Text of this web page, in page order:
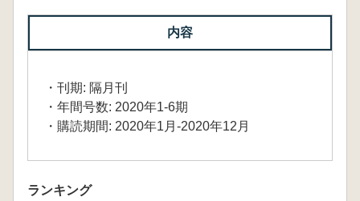
内容
・刊期: 隔月刊
・年間号数: 2020年1-6期
・購読期間: 2020年1月-2020年12月
ランキング